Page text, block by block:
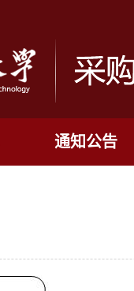
通知公告